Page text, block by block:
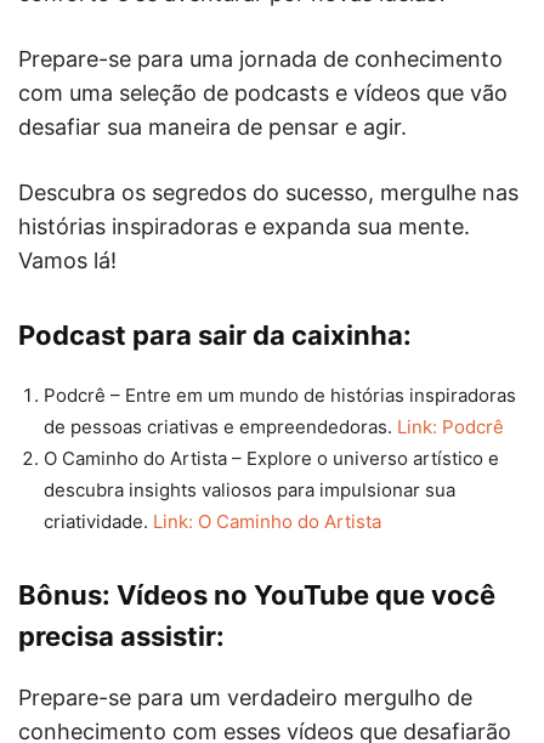
Prepare-se para uma jornada de conhecimento
com uma seleção de podcasts e vídeos que vão
desafiar sua maneira de pensar e agir.
Descubra os segredos do sucesso, mergulhe nas
histórias inspiradoras e expanda sua mente.
Vamos lá!
Podcast para sair da caixinha:
Podcrê – Entre em um mundo de histórias inspiradoras
de pessoas criativas e empreendedoras. Link: Podcrê
O Caminho do Artista – Explore o universo artístico e
descubra insights valiosos para impulsionar sua
criatividade. Link: O Caminho do Artista
Bônus: Vídeos no YouTube que você
precisa assistir:
Prepare-se para um verdadeiro mergulho de
conhecimento com esses vídeos que desafiarão